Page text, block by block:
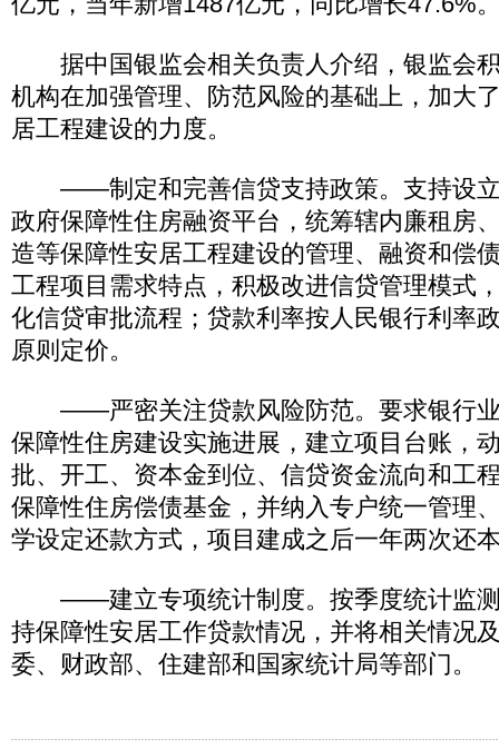
据中国银监会相关负责人介绍，银监会
机构在加强管理、防范风险的基础上，加大
居工程建设的力度。
——制定和完善信贷支持政策。支持设立
政府保障性住房融资平台，统筹辖内廉租房
造等保障性安居工程建设的管理、融资和偿
工程项目需求特点，积极改进信贷管理模式
化信贷审批流程；贷款利率按人民银行利率
原则定价。
——严密关注贷款风险防范。要求银行业
保障性住房建设实施进展，建立项目台账，
批、开工、资本金到位、信贷资金流向和工
保障性住房偿债基金，并纳入专户统一管理
学设定还款方式，项目建成之后一年两次还
——建立专项统计制度。按季度统计监测
持保障性安居工作贷款情况，并将相关情况
委、财政部、住建部和国家统计局等部门。